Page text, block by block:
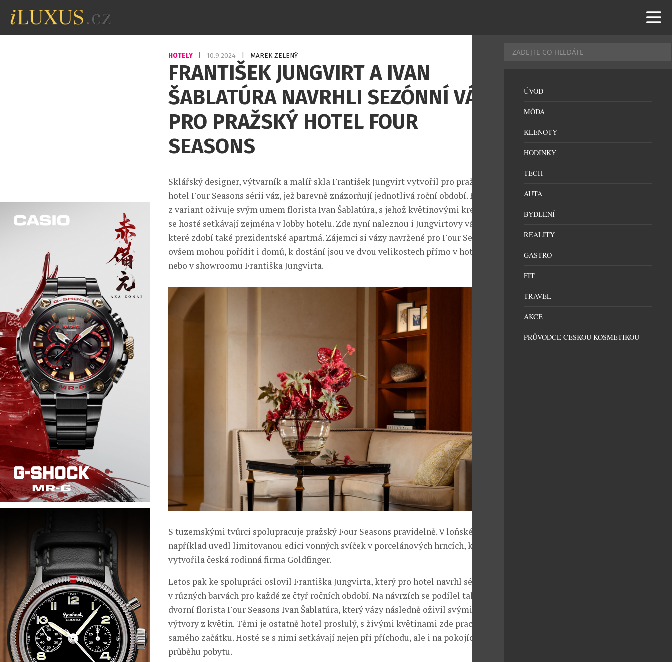
HOTELY 10.9.2024 MAREK ZELENÝ
FRANTIŠEK JUNGVIRT A IVAN
ŠABLATÚRA NAVRHLI SEZÓNNÍ VÁZY
PRO PRAŽSKÝ HOTEL FOUR
SEASONS
Sklářský designer, výtvarník a malíř skla František Jungvirt vytvořil pro pražský
hotel Four Seasons sérii váz, jež barevně znázorňují jednotlivá roční období. Každou
z variant oživuje svým umem florista Ivan Šablatúra, s jehož květinovými kreacemi
se hosté setkávají zejména v lobby hotelu. Zde nyní naleznou i Jungvirtovy vázy,
které zdobí také prezidentské apartmá. Zájemci si vázy navržené pro Four Seasons
ovšem mohou pořídit i domů, k dostání jsou ve dvou velikostech přímo v hotelu
nebo v showroomu Františka Jungvirta.
S tuzemskými tvůrci spolupracuje pražský Four Seasons pravidelně. V loňském roce
například uvedl limitovanou edici vonných svíček v porcelánových hrncích, které
vytvořila česká rodinná firma Goldfinger.
Letos pak ke spolupráci oslovil Františka Jungvirta, který pro hotel navrhl sérii váz
v různých barvách pro každé ze čtyř ročních období. Na návrzích se podílel také
dvorní florista Four Seasons Ivan Šablatúra, který vázy následně oživil svými
výtvory z květin. Těmi je ostatně hotel proslulý, s živými květinami zde pracují od
samého začátku. Hosté se s nimi setkávají nejen při příchodu, ale i na pokojích v
průběhu pobytu.
ÚVOD
MÓDA
KLENOTY
HODINKY
TECH
AUTA
BYDLENÍ
REALITY
GASTRO
FIT
TRAVEL
AKCE
PRŮVODCE ČESKOU KOSMETIKOU